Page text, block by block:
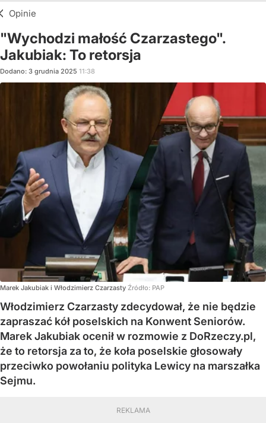
Opinie
"Wychodzi małość Czarzastego".
Jakubiak: To retorsja
Dodano: 3 grudnia 2025 11:38
Marek Jakubiak i Włodzimierz Czarzasty Źródło: PAP
Włodzimierz Czarzasty zdecydował, że nie będzie
zapraszać kół poselskich na Konwent Seniorów.
Marek Jakubiak ocenił w rozmowie z DoRzeczy.pl,
że to retorsja za to, że koła poselskie głosowały
przeciwko powołaniu polityka Lewicy na marszałka
Sejmu.